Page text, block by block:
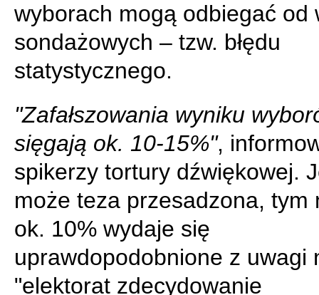
wyborach mogą odbiegać od
sondażowych – tzw. błędu
statystycznego.
"Zafałszowania wyniku
sięgają ok. 10-15%",
spikerzy tortury dźwiękowej.
może teza przesadzona, tym
ok. 10% wydaje się
uprawdopodobnione z uwagi
"elektorat zdecydowanie